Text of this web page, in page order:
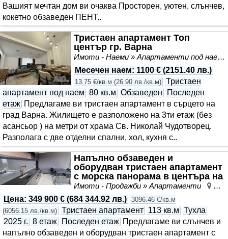
Вашият мечтан дом ви очаква Просторен, уютен, слънчев,
кокетно обзаведен ПЕНТ..
Тристаен апартамент Топ
център гр. Варна
Имоти - Наеми » Апартаменти под наем
Месечен наем: 1100 € (2151.40 лв.)
13.75 €/кв.м (26.90 лв./кв.м) Тристаен
апартамент под наем 80 кв.м Обзаведен
Последен
етаж Предлагаме ви тристаен апартамент в сърцето на
град Варна. Жилището е разположено на 3ти етаж (без
асансьор ) на метри от храма Св. Николай Чудотворец.
Разполага с две отделни спални, хол, кухня с..
Напълно обзаведен и
оборудван тристаен апартамент
с морска панорама в центъра на
гр. Варна
Имоти - Продажби » Апартаменти
Цена: 349 900 € (684 344.92 лв.) 3096.46 €/кв.м
(6056.15 лв./кв.м) Тристаен апартамент 113 кв.м Тухла
2025 г. 8 етаж Последен етаж Предлагаме ви слънчев и
напълно обзаведен и оборудван тристаен апартамент с